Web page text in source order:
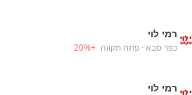
רמי לוי
כפר סבא · פתח תקווה +
20%
רמי לוי